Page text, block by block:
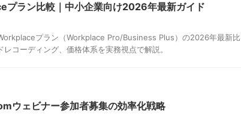
ラン比較｜中小企業向け2026年最新ガイド
プラン（Workplace Pro/Business Plus）の2026年最新比
コーディング、価格体系を実務視点で解説。
ウェビナー参加者募集の効率化戦略